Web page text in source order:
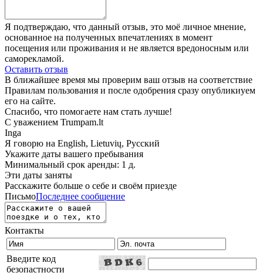
Я подтверждаю, что данный отзыв, это моё личное мнение,
основанное на полученных впечатлениях в момент
посещения или проживания и не является вредоносным или
саморекламой.
Оставить отзыв
В ближайшее время мы проверим ваш отзыв на соответствие
Правилам пользования и после одобрения сразу опубликиуем
его на сайте.
Спасибо, что помогаете нам стать лучше!
С уважением Trumpam.lt
Inga
Я говорю на English, Lietuvių, Русский
Укажите даты вашего пребывания
Минимальный срок аренды: 1 д.
Эти даты заняты
Расскажите больше о себе и своём приезде
ПисьмоПоследнее сообщение
Контакты
Введите код
безопастности